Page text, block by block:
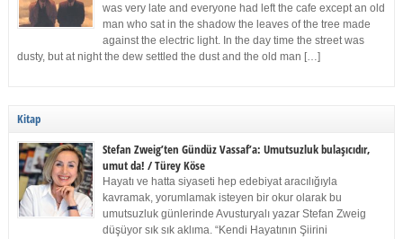
was very late and everyone had left the cafe except an old
man who sat in the shadow the leaves of the tree made
against the electric light. In the day time the street was
dusty, but at night the dew settled the dust and the old man […]
Kitap
Stefan Zweig’ten Gündüz Vassaf’a: Umutsuzluk bulaşıcıdır,
umut da! / Türey Köse
Hayatı ve hatta siyaseti hep edebiyat aracılığıyla
kavramak, yorumlamak isteyen bir okur olarak bu
umutsuzluk günlerinde Avusturyalı yazar Stefan Zweig
düşüyor sık sık aklıma. “Kendi Hayatının Şiirini